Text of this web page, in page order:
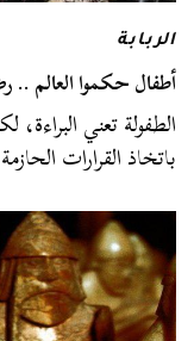
الربابة
أطفال حكموا العالم ..
الطفولة تعني
باتخاذ القرارات